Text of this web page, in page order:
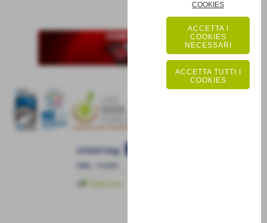
COOKIES
ACCETTA I
COOKIES
NECESSARI
ACCETTA TUTTI I
COOKIES